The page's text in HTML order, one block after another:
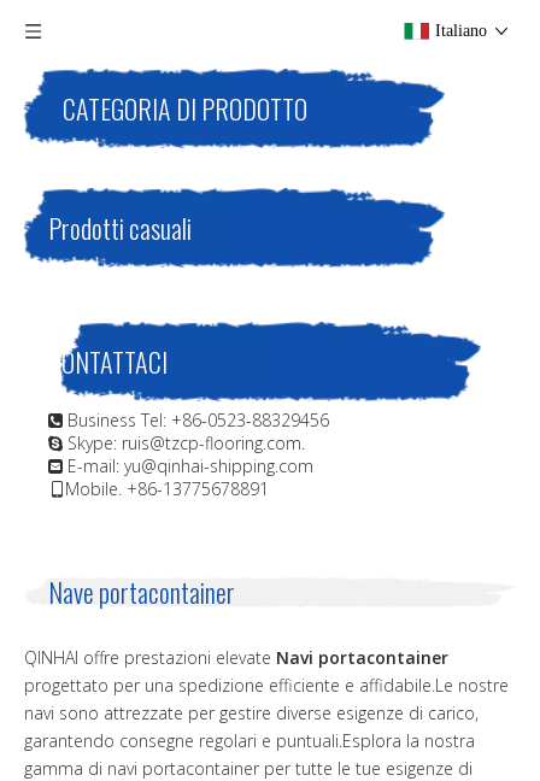
Italiano
CATEGORIA DI PRODOTTO
Prodotti casuali
CONTATTACI
 Business Tel: +86-0523-88329456
 Skype: ruis@tzcp-flooring.com.
 E-mail: yu@qinhai-shipping.com
Mobile. +86-13775678891
Nave portacontainer
QINHAI offre prestazioni elevate Navi portacontainer
progettato per una spedizione efficiente e affidabile.Le nostre
navi sono attrezzate per gestire diverse esigenze di carico,
garantendo consegne regolari e puntuali.Esplora la nostra
gamma di navi portacontainer per tutte le tue esigenze di